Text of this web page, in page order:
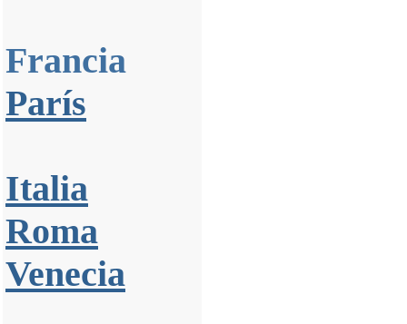
Francia
París
Italia
Roma
Venecia